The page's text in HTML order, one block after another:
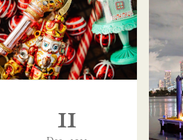
昨日の京都ライトワーク一斉イベントの御礼申し上げます♡
皆様、こんばんは☆ミドリです。無
事に京都から帰ってまいりました…
皆様
です
皆様、おはようございます☆ミドリ
です。本日は一斉ワークとなりま…
11